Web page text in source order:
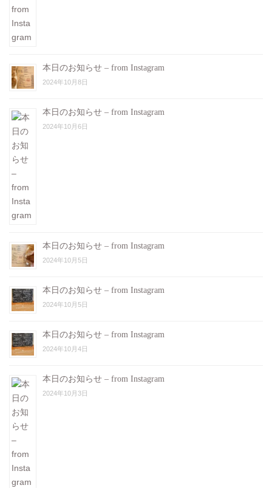
本日のお知らせ – from Instagram
2024年10月8日
本日のお知らせ – from Instagram
2024年10月6日
本日のお知らせ – from Instagram
2024年10月5日
本日のお知らせ – from Instagram
2024年10月5日
本日のお知らせ – from Instagram
2024年10月4日
本日のお知らせ – from Instagram
2024年10月3日